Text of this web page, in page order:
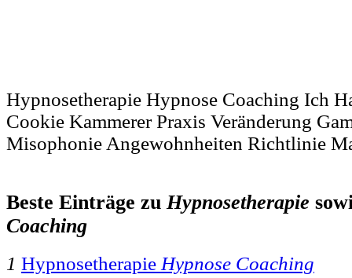
Hypnosetherapie Hypnose Coaching Ich
Cookie Kammerer Praxis Veränderung
Misophonie Angewohnheiten Richtlinie
Beste Einträge zuHypnosetherapie
Coaching
1 Hypnosetherapie Hypnose Coaching